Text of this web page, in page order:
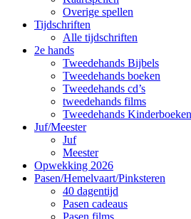
Overige spellen
Tijdschriften
Alle tijdschriften
2e hands
Tweedehands Bijbels
Tweedehands boeken
Tweedehands cd’s
tweedehands films
Tweedehands Kinderboeken
Juf/Meester
Juf
Meester
Opwekking 2026
Pasen/Hemelvaart/Pinksteren
40 dagentijd
Pasen cadeaus
Pasen films